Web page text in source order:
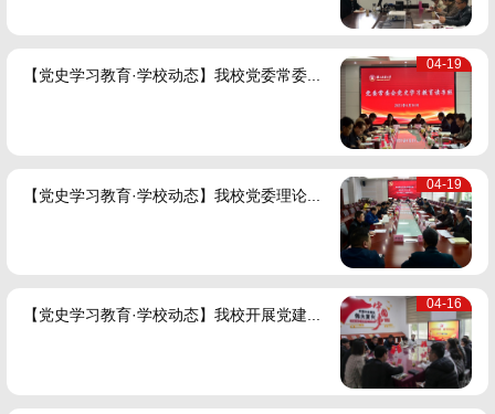
【党史学习教育·学校动态】我校党委常委...
04-19
【党史学习教育·学校动态】我校党委理论...
04-19
【党史学习教育·学校动态】我校开展党建...
04-16